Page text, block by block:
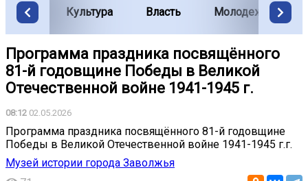
Культура Власть Молодежь
Программа праздника посвящённого
81-й годовщине Победы в Великой
Отечественной войне 1941-1945 г.
08:12 02.05.2026
Программа праздника посвящённого 81-й годовщине
Победы в Великой Отечественной войне 1941-1945 г.г.
Музей истории города Заволжья